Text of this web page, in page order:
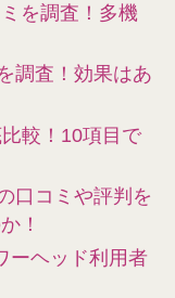
を調査！多機
調査！効果はあ
較！10項目で
口コミや評判を
！
ーヘッド利用者